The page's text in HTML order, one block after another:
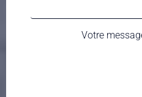
Votre